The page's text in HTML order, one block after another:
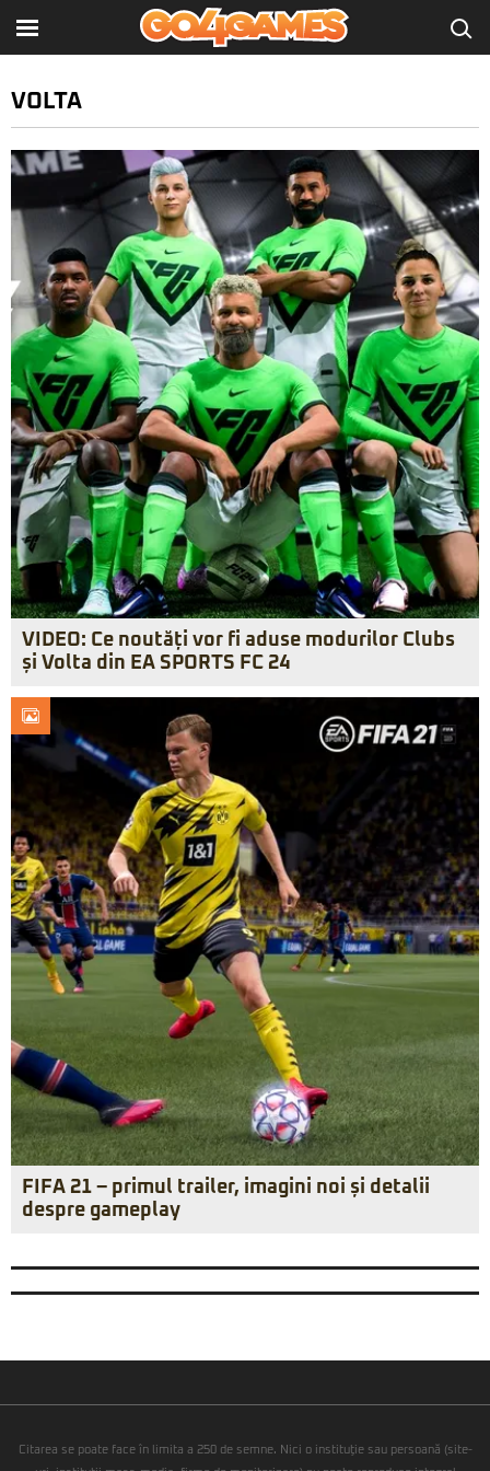
VOLTA
VIDEO: Ce noutăți vor fi aduse modurilor Clubs
și Volta din EA SPORTS FC 24
FIFA 21 – primul trailer, imagini noi și detalii
despre gameplay
Citarea se poate face în limita a 250 de semne. Nici o instituţie sau persoană (site-